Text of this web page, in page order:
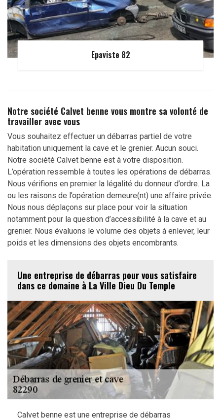
Epaviste 82
Notre société Calvet benne vous montre sa volonté de
travailler avec vous
Vous souhaitez effectuer un débarras partiel de votre
habitation uniquement la cave et le grenier. Aucun souci.
Notre société Calvet benne est à votre disposition.
L’opération ressemble à toutes les opérations de débarras.
Nous vérifions en premier la légalité du donneur d’ordre. La
ou les raisons de l’opération demeure(nt) une affaire privée.
Nous nous déplaçons sur place pour voir la situation
notamment pour la question d’accessibilité à la cave et au
grenier. Nous évaluons le volume des objets à enlever, leur
poids et les dimensions des objets encombrants.
Une entreprise de débarras pour vous satisfaire
dans ce domaine à La Ville Dieu Du Temple
Calvet benne est une entreprise de débarras